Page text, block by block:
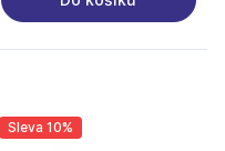
Sleva 10%